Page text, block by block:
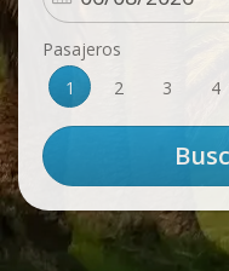
Pasajeros
1
2 3 4